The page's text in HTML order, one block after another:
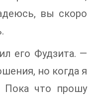
вы скоро
его Фудзита. —
но когда я
Пока что прошу